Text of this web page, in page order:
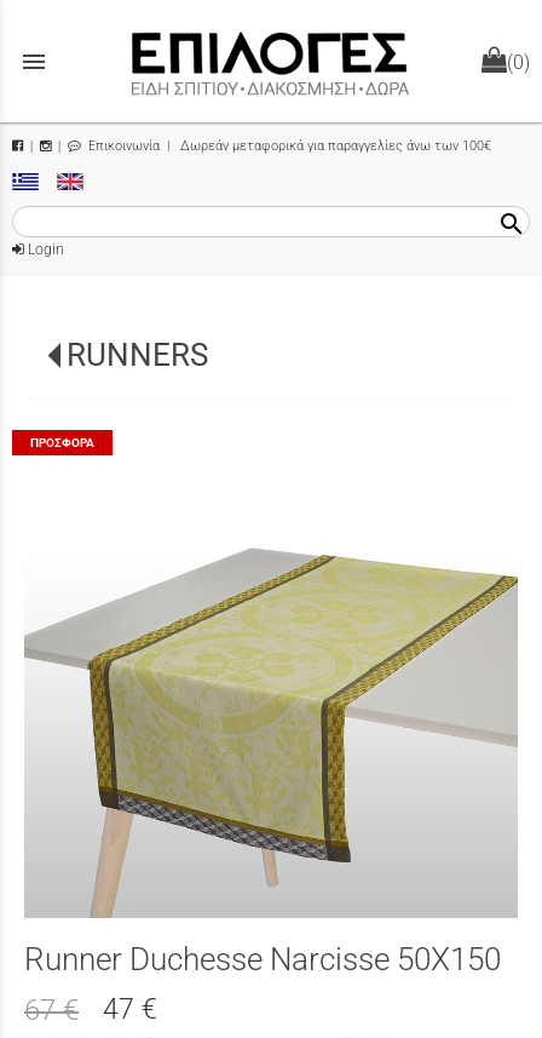
menu (0)
| Επικοινωνία | Δωρεάν μεταφορικά για παραγγελίες άνω των 100€
search
Login
RUNNERS
ΠΡΟΣΦΟΡΆ
Runner Duchesse Narcisse 50X150
67 € 47 €